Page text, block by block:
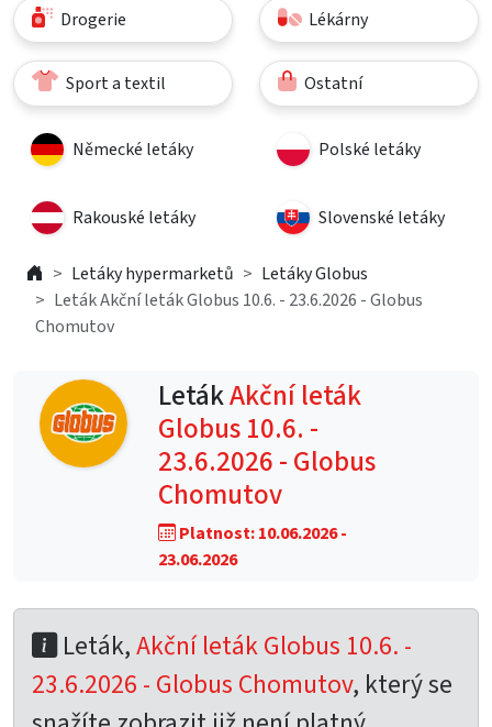
Drogerie Lékárny
Sport a textil Ostatní
Německé letáky Polské letáky
Rakouské letáky Slovenské letáky
Letáky hypermarketů
Letáky Globus
Leták Akční leták Globus 10.6. - 23.6.2026 - Globus
Chomutov
LetákAkční leták
Globus 10.6. -
23.6.2026 - Globus
Chomutov
Platnost: 10.06.2026 -
23.06.2026
Leták,Akční leták Globus 10.6. -
23.6.2026 - Globus Chomutov, který se